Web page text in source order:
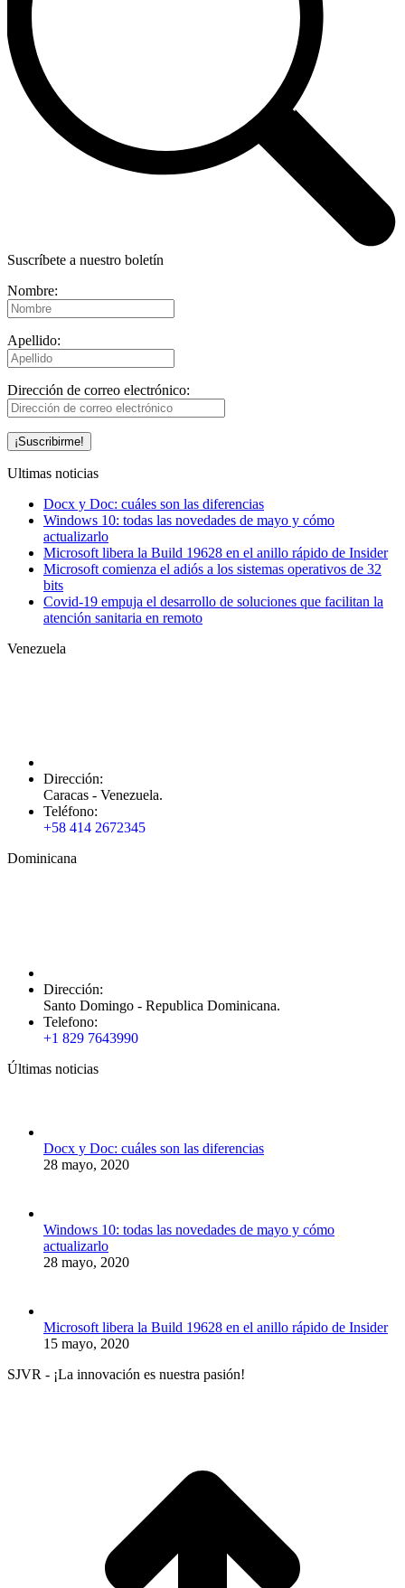
Suscríbete a nuestro boletín
Nombre:
Apellido:
Dirección de correo electrónico:
Ultimas noticias
Docx y Doc: cuáles son las diferencias
Windows 10: todas las novedades de mayo y cómo
actualizarlo
Microsoft libera la Build 19628 en el anillo rápido de Insider
Microsoft comienza el adiós a los sistemas operativos de 32
bits
Covid-19 empuja el desarrollo de soluciones que facilitan la
atención sanitaria en remoto
Venezuela
Dirección:
Caracas - Venezuela.
Teléfono:
+58 414 2672345
Dominicana
Dirección:
Santo Domingo - Republica Dominicana.
Telefono:
+1 829 7643990
Últimas noticias
Docx y Doc: cuáles son las diferencias
28 mayo, 2020
Windows 10: todas las novedades de mayo y cómo
actualizarlo
28 mayo, 2020
Microsoft libera la Build 19628 en el anillo rápido de Insider
15 mayo, 2020
SJVR - ¡La innovación es nuestra pasión!